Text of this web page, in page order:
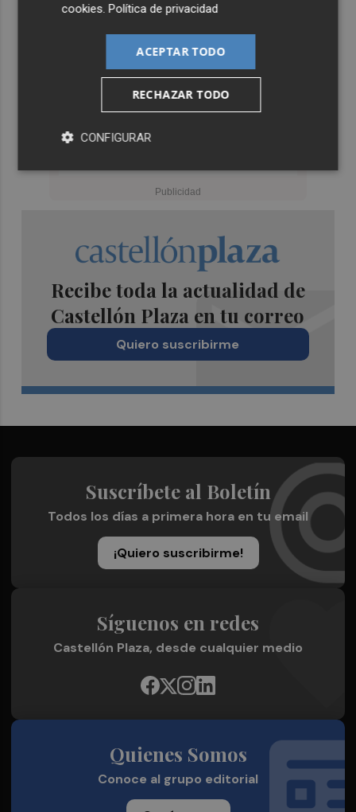
Recibe toda la actualidad de
Castellón Plaza en tu correo
Quiero suscribirme
Suscríbete al Boletín
Todos los días a primera hora en tu email
¡Quiero suscribirme!
Síguenos en redes
Castellón Plaza, desde cualquier medio
Quienes Somos
Conoce al grupo editorial
cookies .Política de privacidad
ACEPTAR TODO
RECHAZAR TODO
CONFIGURAR